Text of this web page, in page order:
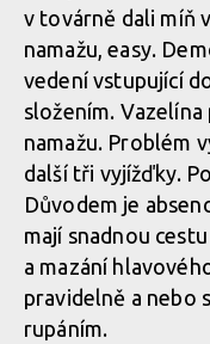
Merida One-Sixty v akci
Merida One-Sixty v akci
Merida One-Sixty v akci
Merida One-Sixty v akci
Merida One-Sixty v akci
v továrně dali míň
namažu, easy.
vedení vstupující
složením.
namažu. Problém
další tři vyjížďky.
Důvodem je
mají snadnou
a mazání
pravidelně a nebo
rupáním.